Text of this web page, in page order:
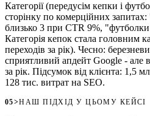
Категорії (передусім кепки і
сторінку по комерційних
близько 3 при CTR 9%, "футболки
Категорія кепок стала головним
переходів за рік). Чесно:
сприятливий апдейт Google - але
за рік. Підсумок від клієнта: 1,5
128 тис. витрат на SEO.
05>НАШ ПІДХІД У ЦЬОМУ КЕЙСІ